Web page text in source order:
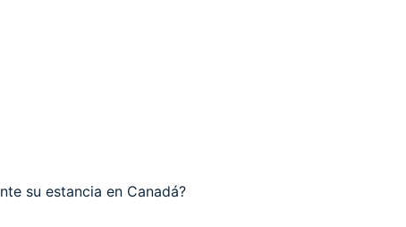
su estancia en Canadá?